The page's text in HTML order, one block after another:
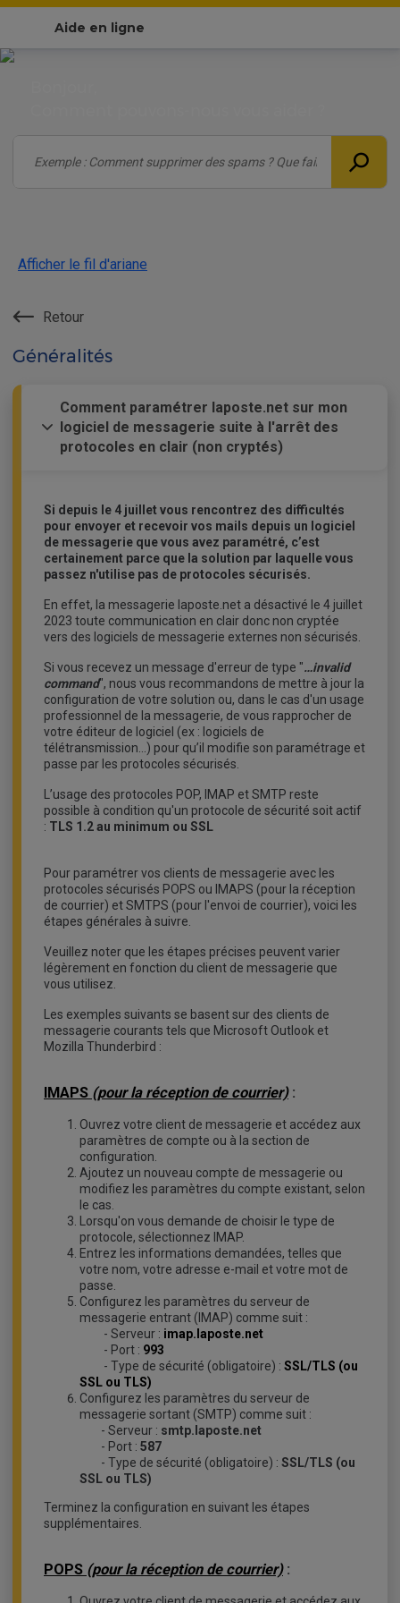
Aide en ligne
Afficher le fil d'ariane
Retour
Généralités
Comment paramétrer laposte.net sur mon
logiciel de messagerie suite à l'arrêt des
protocoles en clair (non cryptés)
Si depuis le 4 juillet vous rencontrez des difficultés
pour envoyer et recevoir vos mails depuis un logiciel
de messagerie que vous avez paramétré, c’est
certainement parce que la solution par laquelle vous
passez n'utilise pas de protocoles sécurisés.
En effet, la messagerie laposte.net a désactivé le 4 juillet
2023 toute communication en clair donc non cryptée
vers des logiciels de messagerie externes non sécurisés.
Si vous recevez un message d'erreur de type "…invalid
command", nous vous recommandons de mettre à jour la
configuration de votre solution ou, dans le cas d'un usage
professionnel de la messagerie, de vous rapprocher de
votre éditeur de logiciel (ex : logiciels de
télétransmission…) pour qu’il modifie son paramétrage et
passe par les protocoles sécurisés.
L’usage des protocoles POP, IMAP et SMTP reste
possible à condition qu'un protocole de sécurité soit actif
: TLS 1.2 au minimum ou SSL
Pour paramétrer vos clients de messagerie avec les
protocoles sécurisés POPS ou IMAPS (pour la réception
de courrier) et SMTPS (pour l'envoi de courrier), voici les
étapes générales à suivre.
Veuillez noter que les étapes précises peuvent varier
légèrement en fonction du client de messagerie que
vous utilisez.
Les exemples suivants se basent sur des clients de
messagerie courants tels que Microsoft Outlook et
Mozilla Thunderbird :
IMAPS (pour la réception de courrier):
Ouvrez votre client de messagerie et accédez aux
paramètres de compte ou à la section de
configuration.
Ajoutez un nouveau compte de messagerie ou
modifiez les paramètres du compte existant, selon
le cas.
Lorsqu'on vous demande de choisir le type de
protocole, sélectionnez IMAP.
Entrez les informations demandées, telles que
votre nom, votre adresse e-mail et votre mot de
passe.
Configurez les paramètres du serveur de
messagerie entrant (IMAP) comme suit :
- Serveur : imap.laposte.net
- Port : 993
- Type de sécurité (obligatoire) : SSL/TLS (ou
SSL ou TLS)
Configurez les paramètres du serveur de
messagerie sortant (SMTP) comme suit :
- Serveur : smtp.laposte.net
- Port : 587
- Type de sécurité (obligatoire) : SSL/TLS (ou
SSL ou TLS)
Terminez la configuration en suivant les étapes
supplémentaires.
POPS (pour la réception de courrier):